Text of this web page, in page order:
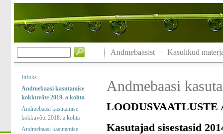
Andmebaasist Kasulikud
Infoks
Andmebaasi kasutamise
kokkuvõte 2019. a kohta
Andmebaasi kasutamise
kokkuvõte 2018. a kohta
Andmebaasi kasutamise
Andmebaasi
Kasutajad sisestasid